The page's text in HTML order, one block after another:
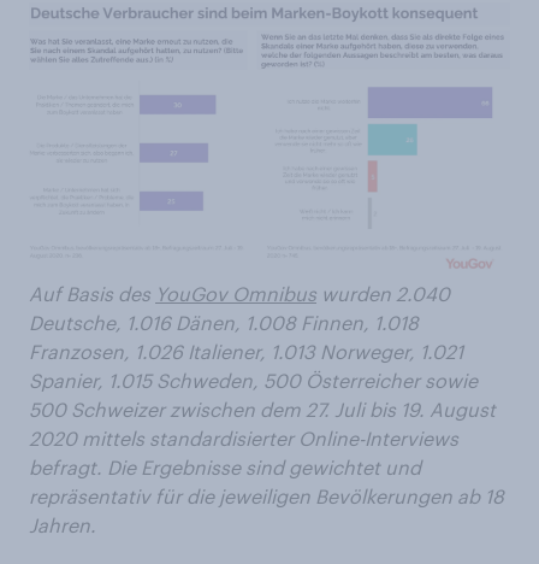
Auf Basis des YouGov Omnibus wurden 2.040
Deutsche, 1.016 Dänen, 1.008 Finnen, 1.018
Franzosen, 1.026 Italiener, 1.013 Norweger, 1.021
Spanier, 1.015 Schweden, 500 Österreicher sowie
500 Schweizer zwischen dem 27. Juli bis 19. August
2020 mittels standardisierter Online-Interviews
befragt. Die Ergebnisse sind gewichtet und
repräsentativ für die jeweiligen Bevölkerungen ab 18
Jahren.